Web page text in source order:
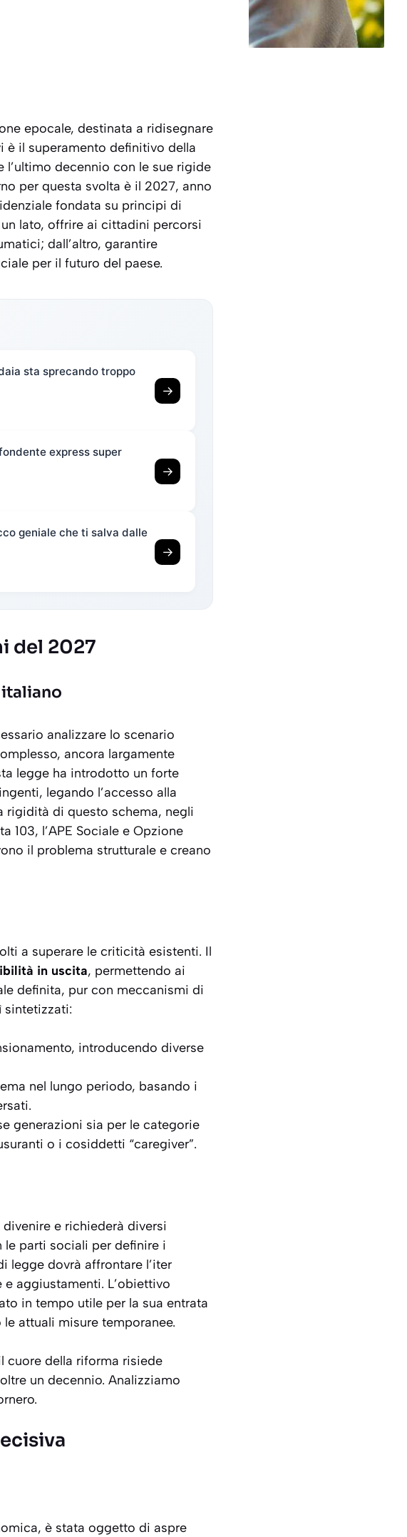
epocale, destinata a ridisegnare
il superamento definitivo della
l’ultimo decennio con le sue rigide
per questa svolta è il 2027, anno
fondata su principi di
lato, offrire ai cittadini percorsi
dall’altro, garantire
per il futuro del paese.
sta sprecando troppo
→
express super
→
geniale che ti salva dalle
→
del 2027
analizzare lo scenario
ancora largamente
legge ha introdotto un forte
legando l’accesso alla
rigidità di questo schema, negli
103, l’APE Sociale e Opzione
il problema strutturale e creano
a superare le criticità esistenti. Il
in uscita, permettendo ai
definita, pur con meccanismi di
sintetizzati:
introducendo diverse
nel lungo periodo, basando i
generazioni sia per le categorie
o i cosiddetti “caregiver”.
e richiederà diversi
parti sociali per definire i
legge dovrà affrontare l’iter
aggiustamenti. L’obiettivo
in tempo utile per la sua entrata
attuali misure temporanee.
cuore della riforma risiede
un decennio. Analizziamo
è stata oggetto di aspre